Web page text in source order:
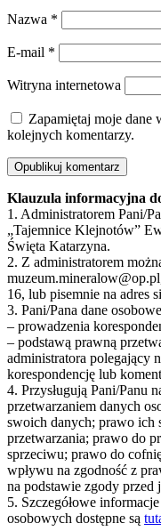
Nazwa *
E-mail *
Witryna internetowa
Zapamiętaj moje dane
kolejnych komentarzy.
Klauzula informacyjna
1. Administratorem Pani/
„Tajemnice Klejnotów”
Święta Katarzyna.
2. Z administratorem
16, lub pisemnie na adres
3. Pani/Pana dane
– prowadzenia
– podstawą prawną
administratora polegający
korespondencję lub
4. Przysługują Pani/Panu
przetwarzaniem danych
swoich danych; prawo ich
przetwarzania; prawo do
sprzeciwu; prawo do
wpływu na zgodność z
na podstawie zgody przed
5. Szczegółowe
osobowych dostępne są